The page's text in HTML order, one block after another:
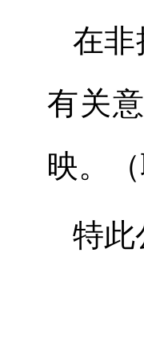
在非
有关
映。
特此